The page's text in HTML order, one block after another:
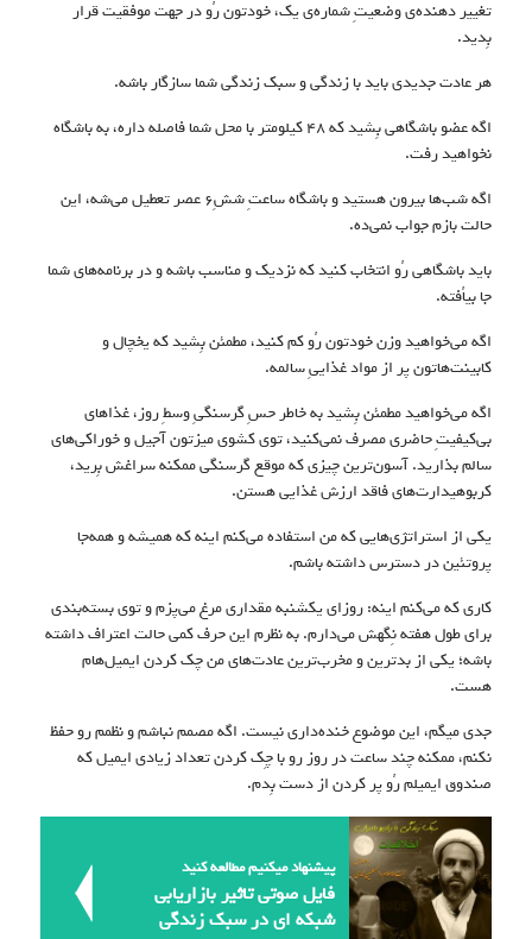
تغییر دهنده‌ی وضعیتِ شماره‌ی یک، خودتون رُو در جهت موفقیت قرار
بِدید.
هر عادت جدیدی باید با زندگی و سبک زندگی شما سازگار باشه.
اگه عضو باشگاهی بِشید که ۴۸ کیلومتر با محل شما فاصله داره، به باشگاه
نخواهید رفت.
اگه شب‌ها بیرون هستید و باشگاه ساعتِ ششِ۶ عصر تعطیل می‌شه، این
حالت بازم جواب نمی‌ده.
باید باشگاهی رُو انتخاب کنید که نزدیک و مناسب باشه و در برنامه‌های شما
جا بیاُفته.
اگه می‌خواهید وزن خودتون رُو کم کنید، مطمئن بِشید که یخچال و
کابینت‌هاتون پر از مواد غذاییِ سالمه.
اگه می‌خواهید مطمئن بِشید به خاطر حسِ گرسنگیِ وسطِ روز، غذاهای
بی‌کیفیتِ حاضری مصرف نمی‌کنید، توی کشوی میزتون آجیل و خوراکی‌های
سالم بذارید. آسون‌ترین چیزی که موقع گرسنگی ممکنه سراغش بِرید،
کربوهیدارت‌های فاقد ارزش غذایی هستن.
یکی از استراتژی‌هایی که من استفاده می‌کنم اینه که همیشه و همه‌جا
پروتئین در دسترس داشته باشم.
کاری که می‌کنم اینه: روزای یکشنبه مقداری مرغ می‌پزم و توی بسته‌بندی
برای طول هفته نِگهش می‌دارم. به نظرم این حرف کمی حالت اعتراف داشته
باشه؛ یکی از بدترین و مخرب‌ترین عادت‌های من چک کردن ایمیل‌هام
هست.
جدی میگم، این موضوع خنده‌داری نیست. اگه مصمم نباشم و نظمم رو حفظ
نکنم، ممکنه چند ساعت در روز رو با چِک کردن تعداد زیادی ایمیل که
صندوق ایمیلم رُو پر کردن از دست بِدم.
پیشنهاد میکنیم مطالعه کنید
فایل صوتی تاثیر بازاریابی
شبکه ای در سبک زندگی